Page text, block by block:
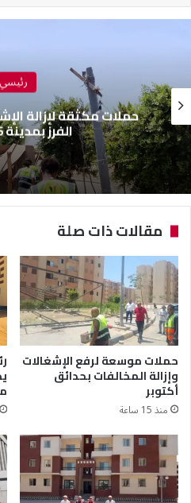
رئيسي
حملات مكثقة لإزالة
الفرز بمدينة 6 أكتوبر
مقالات ذات صلة
حملات موسعة لرفع الإشغالات
وإزالة المخالفات بحدائق
أكتوبر
منذ 15 ساعة